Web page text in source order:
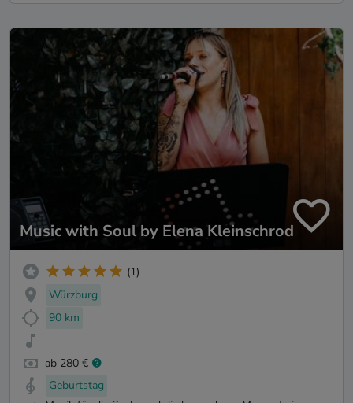
Music with Soul by Elena Kleinschrod
(1)
Würzburg
90 km
ab 280 €
Geburtstag